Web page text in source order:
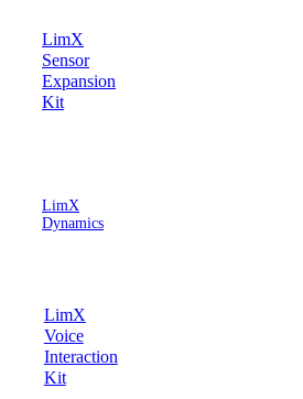
LimX
Sensor
Expansion
Kit
LimX
Dynamics
LimX
Voice
Interaction
Kit